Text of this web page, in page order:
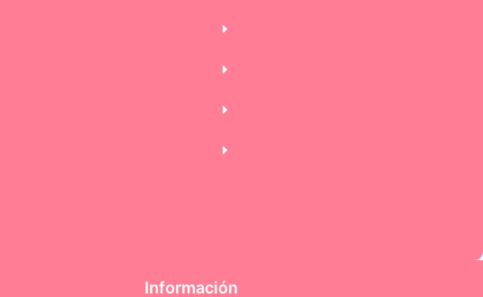
Información